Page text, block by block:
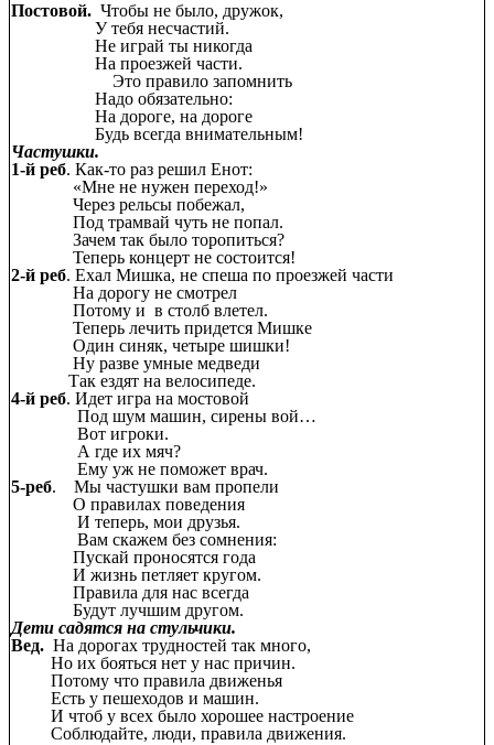
Постовой. Чтобы не было, дружок,
У тебя несчастий.
Не играй ты никогда
На проезжей части.
Это правило запомнить
Надо обязательно:
На дороге, на дороге
Будь всегда внимательным!
Частушки.
1-й реб. Как-то раз решил Енот:
«Мне не нужен переход!»
Через рельсы побежал,
Под трамвай чуть не попал.
Зачем так было торопиться?
Теперь концерт не состоится!
2-й реб. Ехал Мишка, не спеша по проезжей части
На дорогу не смотрел
Потому и в столб влетел.
Теперь лечить придется Мишке
Один синяк, четыре шишки!
Ну разве умные медведи
Так ездят на велосипеде.
4-й реб. Идет игра на мостовой
Под шум машин, сирены вой…
Вот игроки.
А где их мяч?
Ему уж не поможет врач.
5-реб. Мы частушки вам пропели
О правилах поведения
И теперь, мои друзья.
Вам скажем без сомнения:
Пускай проносятся года
И жизнь петляет кругом.
Правила для нас всегда
Будут лучшим другом.
Дети садятся на стульчики.
Вед. На дорогах трудностей так много,
Но их бояться нет у нас причин.
Потому что правила движенья
Есть у пешеходов и машин.
И чтоб у всех было хорошее настроение
Соблюдайте, люди, правила движения.